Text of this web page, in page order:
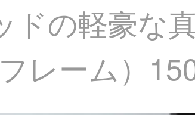
の軽豪な
レーム）